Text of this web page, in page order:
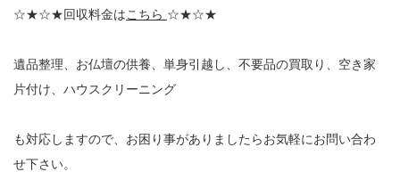
☆★☆★回収料金はこちら ☆★☆★
遺品整理、お仏壇の供養、単身引越し、不要品の買取り、空き家
片付け、ハウスクリーニング
も対応しますので、お困り事がありましたらお気軽にお問い合わ
せ下さい。